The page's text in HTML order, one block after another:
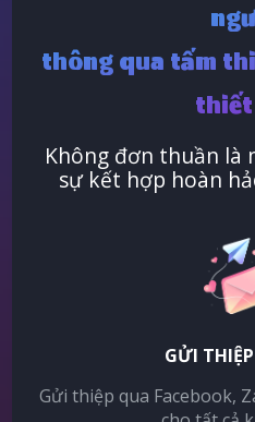
thông qua tấm
Không đơn thuần
sự kết hợp hoàn
GỬI
Gửi thiệp qua Facebook,